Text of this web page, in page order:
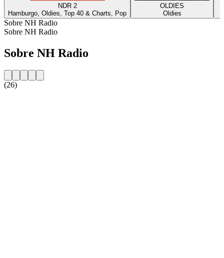
NDR 2
Hamburgo, Oldies, Top 40 & Charts, Pop
OLDIES
Oldies
Sobre NH Radio
Sobre NH Radio
Sobre NH Radio
(26)